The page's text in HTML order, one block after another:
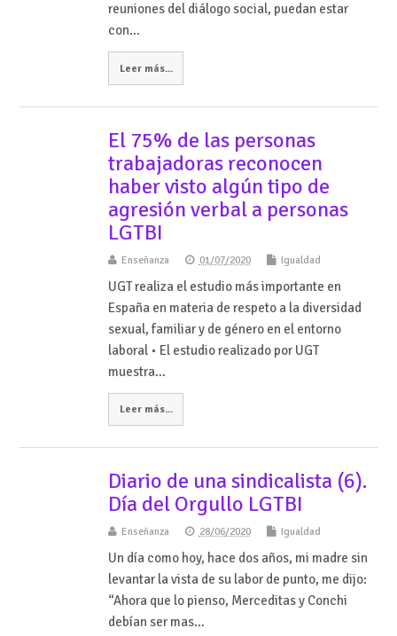
reuniones del diálogo social, puedan estar
con…
Leer más...
El 75% de las personas
trabajadoras reconocen
haber visto algún tipo de
agresión verbal a personas
LGTBI
Enseñanza 01/07/2020 Igualdad
UGT realiza el estudio más importante en
España en materia de respeto a la diversidad
sexual, familiar y de género en el entorno
laboral • El estudio realizado por UGT
muestra…
Leer más...
Diario de una sindicalista (6).
Día del Orgullo LGTBI
Enseñanza 28/06/2020 Igualdad
Un día como hoy, hace dos años, mi madre sin
levantar la vista de su labor de punto, me dijo:
“Ahora que lo pienso, Merceditas y Conchi
debían ser mas…